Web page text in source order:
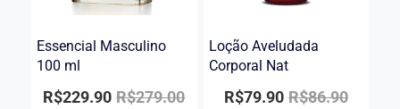
Essencial Masculino
100 ml
R$279.00
R$229.90
Loção Aveludada
Corporal Nat
R$86.90
R$79.90